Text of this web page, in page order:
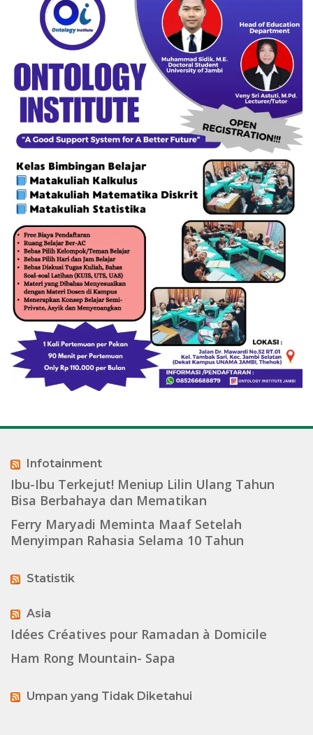
Infotainment
Ibu-Ibu Terkejut! Meniup Lilin Ulang Tahun
Bisa Berbahaya dan Mematikan
Ferry Maryadi Meminta Maaf Setelah
Menyimpan Rahasia Selama 10 Tahun
Statistik
Asia
Idées Créatives pour Ramadan à Domicile
Ham Rong Mountain- Sapa
Umpan yang Tidak Diketahui